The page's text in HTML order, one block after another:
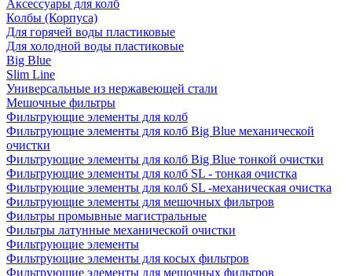
Аксессуары для колб
Колбы (Корпуса)
Для горячей воды пластиковые
Для холодной воды пластиковые
Big Blue
Slim Line
Универсальные из нержавеющей стали
Мешочные фильтры
Фильтрующие элементы для колб
Фильтрующие элементы для колб Big Blue механической
очистки
Фильтрующие элементы для колб Big Blue тонкой очистки
Фильтрующие элементы для колб SL - тонкая очистка
Фильтрующие элементы для колб SL -механическая очистка
Фильтрующие элементы для мешочных фильтров
Фильтры промывные магистральные
Фильтры латунные механической очистки
Фильтрующие элементы
Фильтрующие элементы для косых фильтров
Фильтрующие элементы для мешочных фильтров